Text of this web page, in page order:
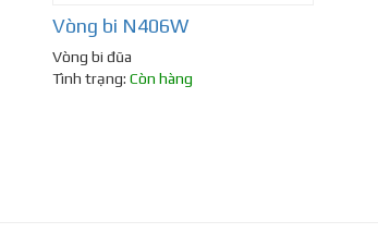
Vòng bi N406W
Vòng bi đũa
Tình trạng: Còn hàng